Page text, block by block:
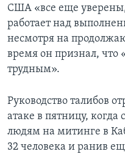
США «все еще уверены,
работает над
несмотря на
время он признал, что
трудным».
Руководство талибов
атаке в пятницу,
людям на митинге в
32 человека и ранив